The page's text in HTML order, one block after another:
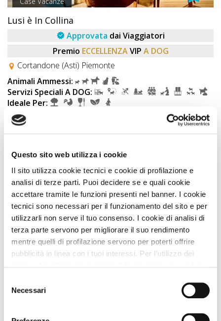
Questo sito web utilizza i cookie
Il sito utilizza cookie tecnici e cookie di profilazione e
analisi di terze parti. Puoi decidere se e quali cookie
accettare tramite le funzioni presenti nel banner. I cookie
tecnici sono necessari per il funzionamento del sito e per
utilizzarli non serve il tuo consenso. I cookie di analisi di
terza parte servono per migliorare il suo rendimento
mentre quelli di profilazione servono per poterti offrire
pubblicità in linea con i tuoi interessi. Per l’utilizzo dei
senza accettare” verranno installati solo i cookie tecnici.
Cliccando il pulsante “Accetta tutto” acconsenti all’utilizzo
di tutti i cookie. Cliccando il pulsante “mostra dettagli”
delNecessari
Registrati
Lusi è In Collina
Approvata dai Viaggiatori
Premio ECCELLENZA VIP A DOG
Cortandone (Asti) Piemonte
Animali Ammessi:
Servizi Speciali A DOG:
Ideale Per:
Sconto PLUS fino al 15%
Vedi
1 Strutture A DOG
Puoi affinare i risultati usando i filtri